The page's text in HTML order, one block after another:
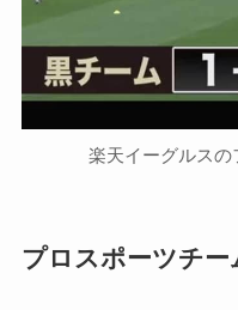
楽天イーグルスの
プロスポーツチー